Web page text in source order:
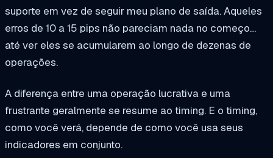
suporte em vez de seguir meu plano de saída. Aqueles
erros de 10 a 15 pips não pareciam nada no começo…
até ver eles se acumularem ao longo de dezenas de
operações.
A diferença entre uma operação lucrativa e uma
frustrante geralmente se resume ao timing. E o timing,
como você verá, depende de como você usa seus
indicadores em conjunto.